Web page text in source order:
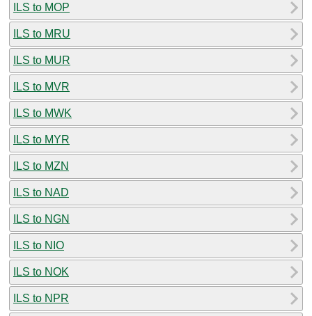
ILS to MOP
ILS to MRU
ILS to MUR
ILS to MVR
ILS to MWK
ILS to MYR
ILS to MZN
ILS to NAD
ILS to NGN
ILS to NIO
ILS to NOK
ILS to NPR